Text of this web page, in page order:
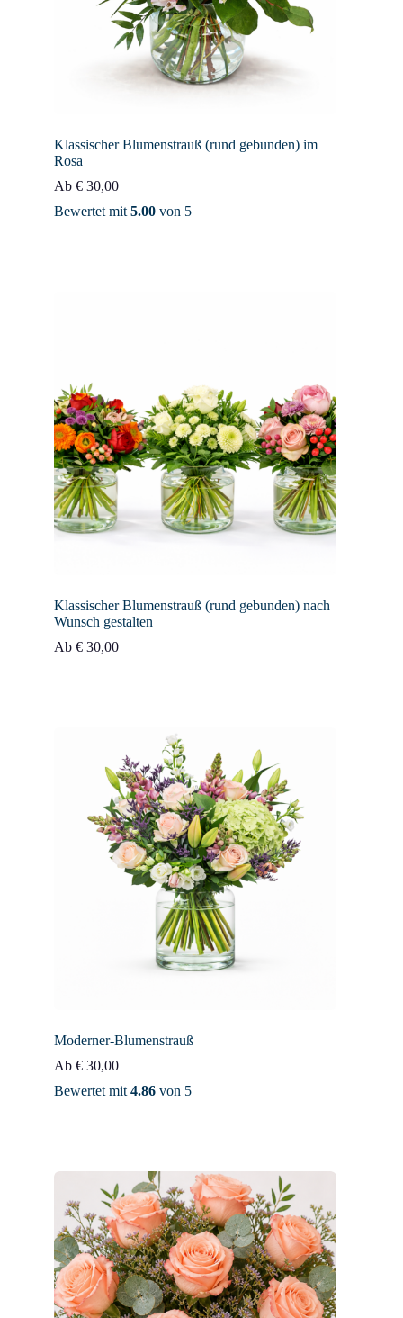
Klassischer Blumenstrauß (rund gebunden) im
Rosa
Ab € 30,00
Bewertet mit 5.00 von 5
Klassischer Blumenstrauß (rund gebunden) nach
Wunsch gestalten
Ab € 30,00
Moderner-Blumenstrauß
Ab € 30,00
Bewertet mit 4.86 von 5